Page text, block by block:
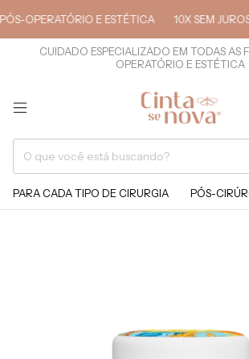
E ESTÉTICA 10X SEM JUROS •
CUIDADO ESPECIALIZADO EM TODAS AS
OPERATÓRIO E ESTÉTICA
PARA CADA TIPO DE CIRURGIA PÓS-